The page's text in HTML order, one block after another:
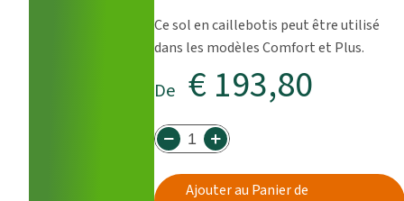
Ce sol en caillebotis peut être utilisé
dans les modèles Comfort et Plus.
De € 193,80
Ajouter au Panier de